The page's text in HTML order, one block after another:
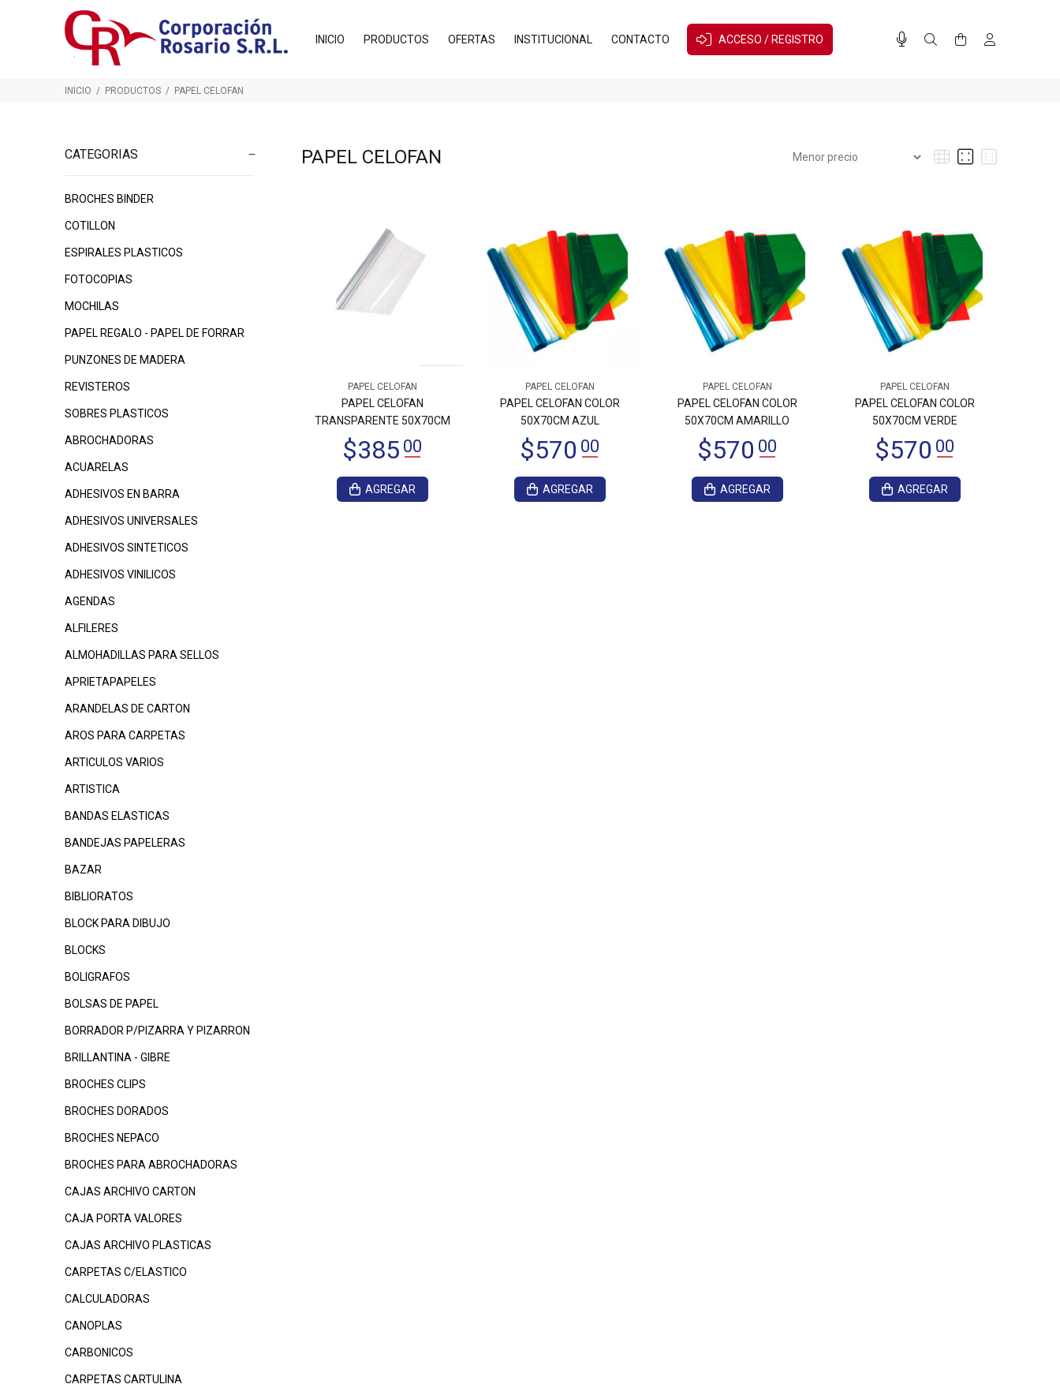
INICIO PRODUCTOS OFERTAS INSTITUCIONAL CONTACTO ACCESO / REGISTRO
INICIO PRODUCTOS PAPEL CELOFAN
CATEGORIAS
BROCHES BINDER
COTILLON
ESPIRALES PLASTICOS
FOTOCOPIAS
MOCHILAS
PAPEL REGALO - PAPEL DE FORRAR
PUNZONES DE MADERA
REVISTEROS
SOBRES PLASTICOS
ABROCHADORAS
ACUARELAS
ADHESIVOS EN BARRA
ADHESIVOS UNIVERSALES
ADHESIVOS SINTETICOS
ADHESIVOS VINILICOS
AGENDAS
ALFILERES
ALMOHADILLAS PARA SELLOS
APRIETAPAPELES
ARANDELAS DE CARTON
AROS PARA CARPETAS
ARTICULOS VARIOS
ARTISTICA
BANDAS ELASTICAS
BANDEJAS PAPELERAS
BAZAR
BIBLIORATOS
BLOCK PARA DIBUJO
BLOCKS
BOLIGRAFOS
BOLSAS DE PAPEL
BORRADOR P/PIZARRA Y PIZARRON
BRILLANTINA - GIBRE
BROCHES CLIPS
BROCHES DORADOS
BROCHES NEPACO
BROCHES PARA ABROCHADORAS
CAJAS ARCHIVO CARTON
CAJA PORTA VALORES
CAJAS ARCHIVO PLASTICAS
CARPETAS C/ELASTICO
CALCULADORAS
CANOPLAS
CARBONICOS
CARPETAS CARTULINA
PAPEL CELOFAN
PAPEL CELOFAN
PAPEL CELOFAN
TRANSPARENTE 50X70CM
AGREGAR
PAPEL CELOFAN
PAPEL CELOFAN COLOR
50X70CM AZUL
AGREGAR
PAPEL CELOFAN
PAPEL CELOFAN COLOR
50X70CM AMARILLO
AGREGAR
PAPEL CELOFAN
PAPEL CELOFAN COLOR
50X70CM VERDE
AGREGAR